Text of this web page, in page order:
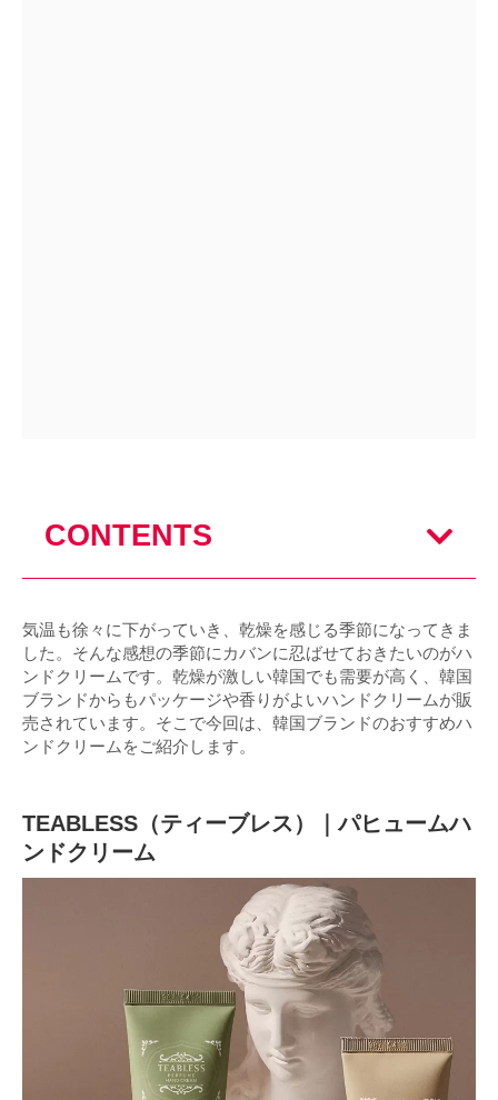
CONTENTS
気温も徐々に下がっていき、乾燥を感じる季節になってきま
した。そんな感想の季節にカバンに忍ばせておきたいのがハ
ンドクリームです。乾燥が激しい韓国でも需要が高く、韓国
ブランドからもパッケージや香りがよいハンドクリームが販
売されています。そこで今回は、韓国ブランドのおすすめハ
ンドクリームをご紹介します。
TEABLESS（ティーブレス）｜パヒュームハ
ンドクリーム